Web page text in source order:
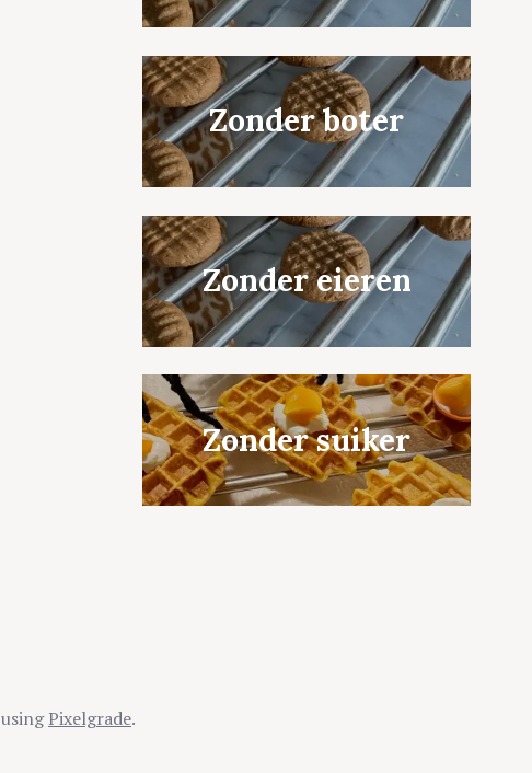
Zonder boter
Zonder eieren
Zonder suiker
usingPixelgrade.